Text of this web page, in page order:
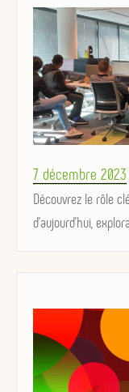
Posted
on
7 décembre 2023
Découvrez le rôle
d'aujourd'hui,